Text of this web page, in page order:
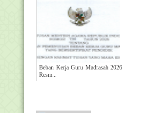
Beban Kerja Guru Madrasah 2026
Resm...